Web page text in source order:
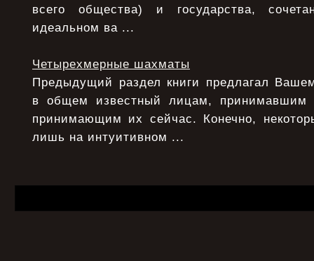
всего общества) и государства,
идеальном ва ...
Четырехмерные шахматы
Предыдущий раздел книги предлагал
в общем известный лицам,
принимающим их сейчас. Конечно,
лишь на интуитивном ...